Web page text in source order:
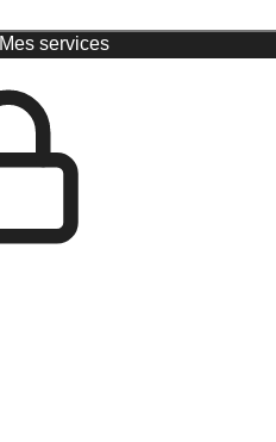
Mes services